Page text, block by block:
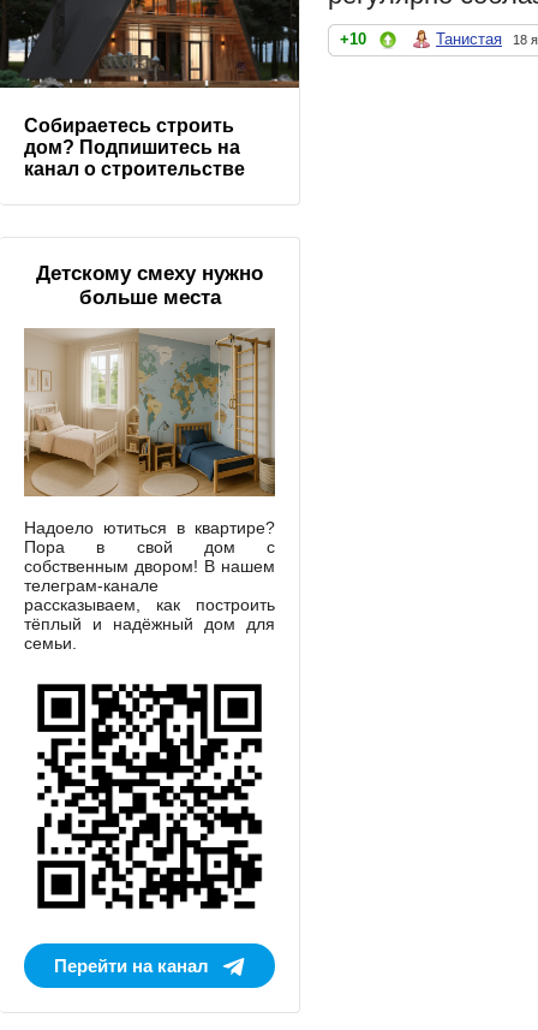
+10 Танистая 18
Собираетесь строить
дом? Подпишитесь на
канал о строительстве
Детскому смеху нужно
больше места
Надоело ютиться в квартире?
Пора в свой дом с
собственным двором! В нашем
телеграм-канале
рассказываем, как построить
тёплый и надёжный дом для
семьи.
Перейти на канал